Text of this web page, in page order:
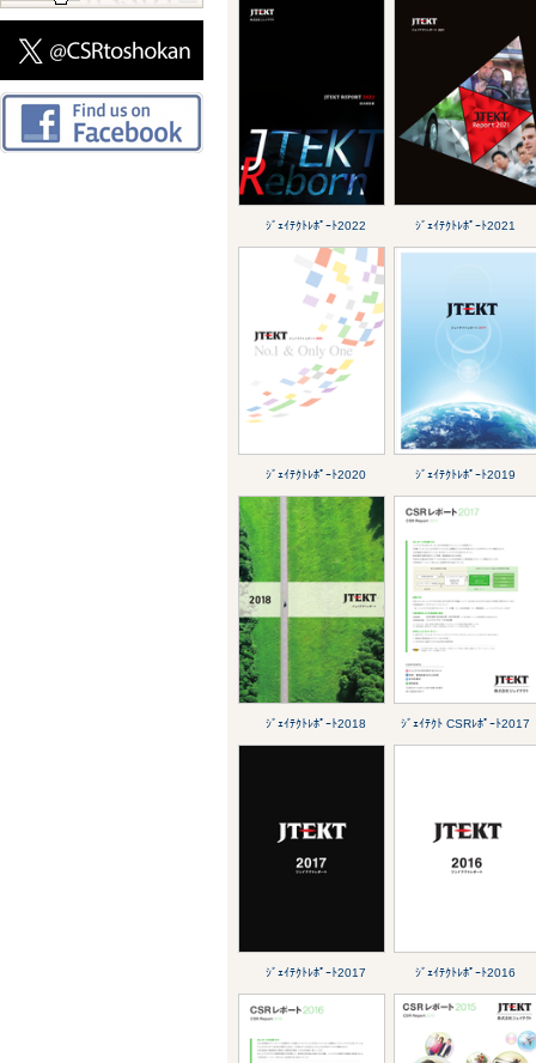
ｼﾞｪｲﾃｸﾄﾚﾎﾟｰﾄ2022 ｼﾞｪｲﾃｸﾄﾚﾎﾟｰﾄ2021
ｼﾞｪｲﾃｸﾄﾚﾎﾟｰﾄ2020 ｼﾞｪｲﾃｸﾄﾚﾎﾟｰﾄ2019
ｼﾞｪｲﾃｸﾄﾚﾎﾟｰﾄ2018 ｼﾞｪｲﾃｸﾄ CSRﾚﾎﾟｰﾄ2017
ｼﾞｪｲﾃｸﾄﾚﾎﾟｰﾄ2017 ｼﾞｪｲﾃｸﾄﾚﾎﾟｰﾄ2016